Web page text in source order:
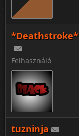
*Deathstroke*
Felhasználó
tuzninja